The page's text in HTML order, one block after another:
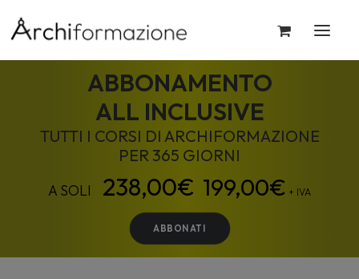
ABBONAMENTO
ALL INCLUSIVE
TUTTI I CORSI DI ARCHIFORMAZIONE
PER 365 GIORNI
199,00€ + IVA
ABBONATI